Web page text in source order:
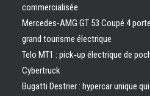
commercialisée
Mercedes-AMG GT 53 Coupé 4
grand tourisme électrique
Telo MT1 : pick‑up électrique de
Cybertruck
Bugatti Destrier : hypercar unique